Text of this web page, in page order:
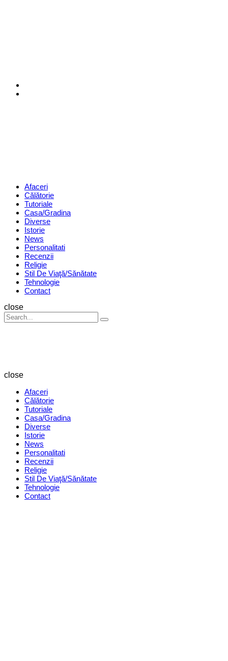
Menu Afaceri
Călătorie
Tutoriale
Casa/Gradina
Diverse
Istorie
News
Personalitati
Recenzii
Religie
Stil De Viaţă/Sănătate
Tehnologie
Contact
Search
close
Search
for:
Search
close
Afaceri
Călătorie
Tutoriale
Casa/Gradina
Diverse
Istorie
News
Personalitati
Recenzii
Religie
Stil De Viaţă/Sănătate
Tehnologie
Contact